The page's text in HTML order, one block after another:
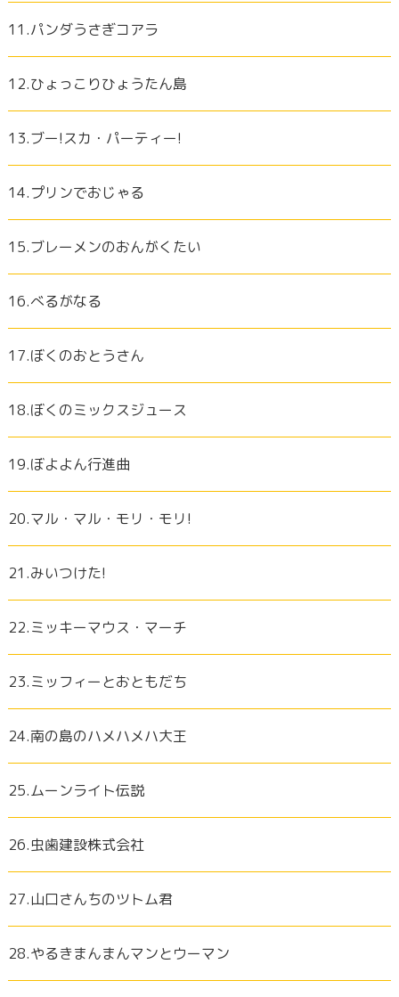
11.パンダうさぎコアラ
12.ひょっこりひょうたん島
13.ブー!スカ・パーティー!
14.プリンでおじゃる
15.ブレーメンのおんがくたい
16.べるがなる
17.ぼくのおとうさん
18.ぼくのミックスジュース
19.ぼよよん行進曲
20.マル・マル・モリ・モリ!
21.みいつけた!
22.ミッキーマウス・マーチ
23.ミッフィーとおともだち
24.南の島のハメハメハ大王
25.ムーンライト伝説
26.虫歯建設株式会社
27.山口さんちのツトム君
28.やるきまんまんマンとウーマン